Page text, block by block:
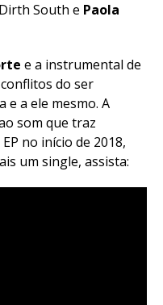
South e Paola
e a instrumental de
do ser
e a ele mesmo. A
som que traz
no início de 2018,
um single, assista: